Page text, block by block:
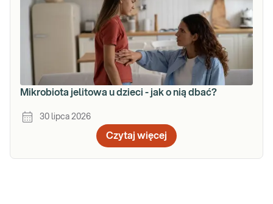
Mikrobiota jelitowa u dzieci - jak o nią dbać?
30 lipca 2026
Czytaj więcej